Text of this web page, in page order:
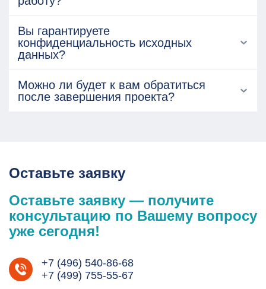
Вы гарантируете
конфиденциальность исходных
данных?
Можно ли будет к вам обратиться
после завершения проекта?
Оставьте заявку
Оставьте заявку — получите
консультацию по Вашему вопросу
уже сегодня!
+7 (496) 540-86-68
+7 (499) 755-55-67